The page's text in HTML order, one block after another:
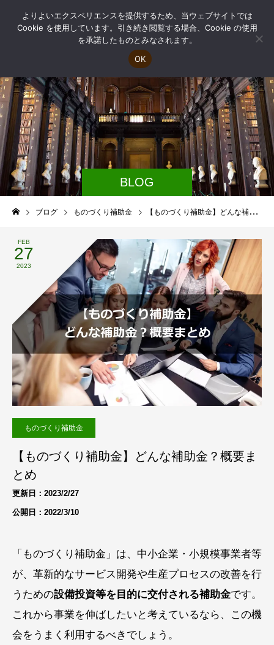
BLOG
ブログ ものづくり補助金 【ものづくり補助金】どんな補助金？概要まとめ
FEB
27
2023
ものづくり補助金
【ものづくり補助金】どんな補助金？概要ま
とめ
更新日：2023/2/27
公開日：2022/3/10
「ものづくり補助金」は、中小企業・小規模事業者等
が、革新的なサービス開発や生産プロセスの改善を行
うための設備投資等を目的に交付される補助金です。
これから事業を伸ばしたいと考えているなら、この機
会をうまく利用するべきでしょう。
よりよいエクスペリエンスを提供するため、当ウェブサイトでは
Cookie を使用しています。引き続き閲覧する場合、Cookie の使用
を承諾したものとみなされます。
OK